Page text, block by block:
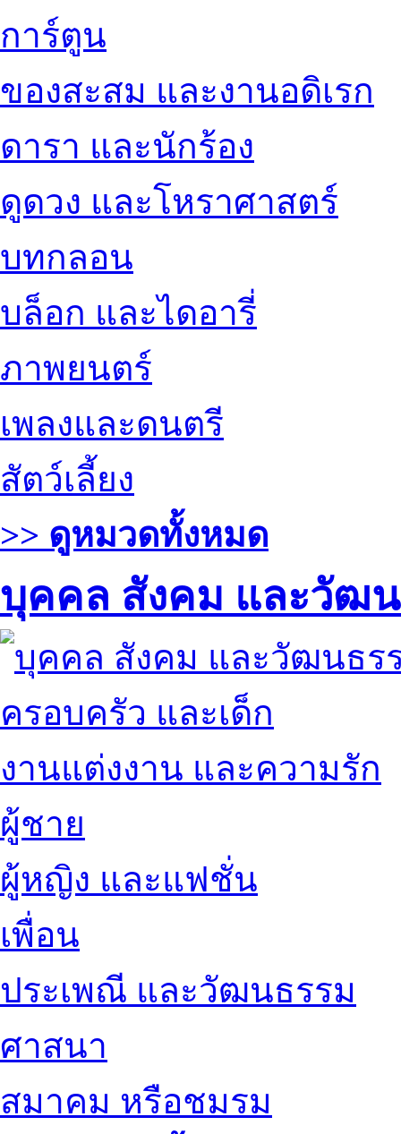
การ์ตูน
ของสะสม และงานอดิเรก
ดารา และนักร้อง
ดูดวง และโหราศาสตร์
บทกลอน
บล็อก และไดอารี่
ภาพยนตร์
เพลงและดนตรี
สัตว์เลี้ยง
>> ดูหมวดทั้งหมด
บุคคล สังคม และวัฒ
ครอบครัว และเด็ก
งานแต่งงาน และความรัก
ผู้ชาย
ผู้หญิง และแฟชั่น
เพื่อน
ประเพณี และวัฒนธรรม
ศาสนา
สมาคม หรือชมรม